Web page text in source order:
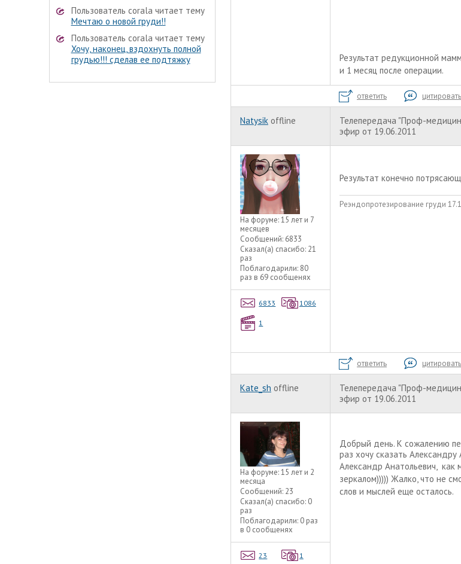
Пользователь corala читает тему
Мечтаю о новой груди!!
Пользователь corala читает тему
Хочу, наконец, вздохнуть полной
грудью!!! сделав ее подтяжку
Результат редукционной
и 1 месяц после операции.
ответить цитировать
Natysik offline
Телепередача "Проф-
эфир от 19.06.2011
На форуме:15 лет и 7
месяцев
Сообщений: 6833
Сказал(а) спасибо: 21
раз
Поблагодарили: 80
раз в 69 сообщенях
6833 1086
1
Результат конечно
Реэндопротезирование груди
ответить цитировать
Kate_sh offline
Телепередача "Проф-
эфир от 19.06.2011
На форуме:15 лет и 2
месяца
Сообщений: 23
Сказал(а) спасибо: 0
раз
Поблагодарили: 0 раз
в 0 сообщенях
23 1
Добрый день. К сожалению
раз хочу сказать
Александр Анатольевич,
зеркалом))))) Жалко, что не
слов и мыслей еще осталось.